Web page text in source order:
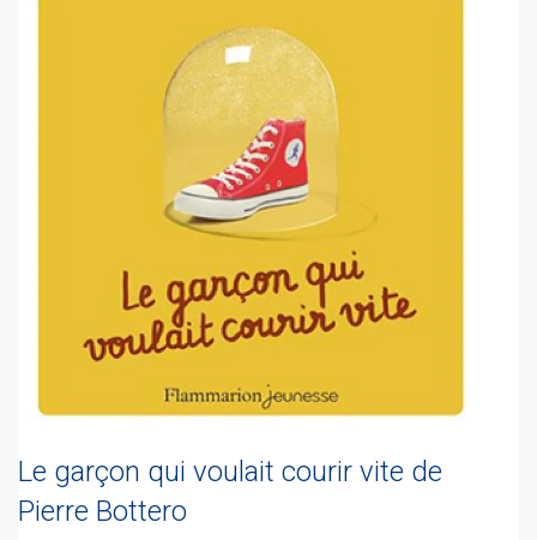
Le garçon qui voulait courir vite de
Pierre Bottero